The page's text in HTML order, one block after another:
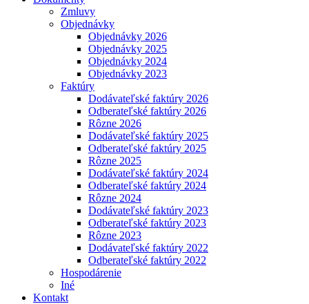
Zmluvy
Objednávky
Objednávky 2026
Objednávky 2025
Objednávky 2024
Objednávky 2023
Faktúry
Dodávateľské faktúry 2026
Odberateľské faktúry 2026
Rôzne 2026
Dodávateľské faktúry 2025
Odberateľské faktúry 2025
Rôzne 2025
Dodávateľské faktúry 2024
Odberateľské faktúry 2024
Rôzne 2024
Dodávateľské faktúry 2023
Odberateľské faktúry 2023
Rôzne 2023
Dodávateľské faktúry 2022
Odberateľské faktúry 2022
Hospodárenie
Iné
Kontakt